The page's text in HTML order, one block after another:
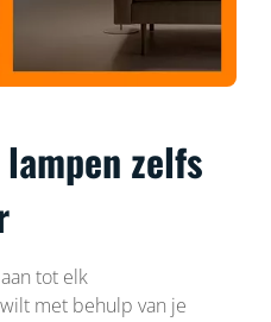
zelfs
tot elk
met behulp van je